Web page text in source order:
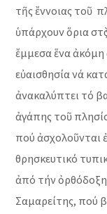
τῆς ἔννοιας τοῦ
ὑπάρχουν ὅρια
ἔμμεσα ἕνα ἀκόμη
εὐαισθησία νά
ἀνακαλύπτει τό
ἀγάπης τοῦ
πού ἀσχολοῦνται
θρησκευτικό
ἀπό τήν
Σαμαρείτης, πού